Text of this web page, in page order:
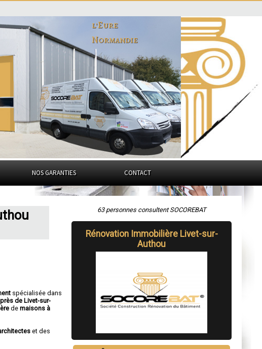
l'Eure
Normandie
NOS GARANTIES CONTACT
spécialisée dans
de Livet-sur-
demaisons à
et des
63 personnes consultent SOCOREBAT
Rénovation Immobilière Livet-sur-
Authou